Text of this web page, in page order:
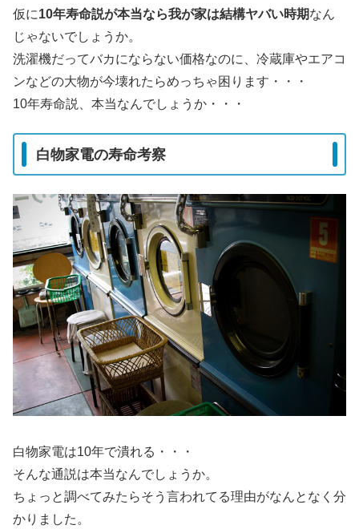
仮に10年寿命説が本当なら我が家は結構ヤバい時期なん
じゃないでしょうか。
洗濯機だってバカにならない価格なのに、冷蔵庫やエアコ
ンなどの大物が今壊れたらめっちゃ困ります・・・
10年寿命説、本当なんでしょうか・・・
白物家電の寿命考察
白物家電は10年で潰れる・・・
そんな通説は本当なんでしょうか。
ちょっと調べてみたらそう言われてる理由がなんとなく分
かりました。